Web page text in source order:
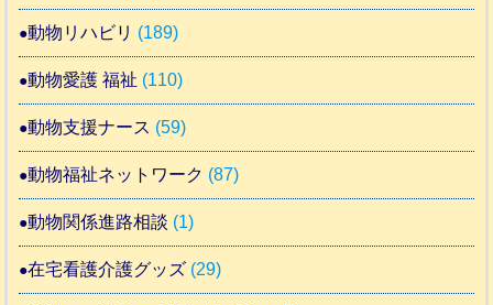
動物リハビリ (189)
動物愛護 福祉 (110)
動物支援ナース (59)
動物福祉ネットワーク (87)
動物関係進路相談 (1)
在宅看護介護グッズ (29)